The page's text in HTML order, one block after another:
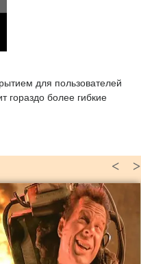
для пользователей
гораздо более гибкие
>
<